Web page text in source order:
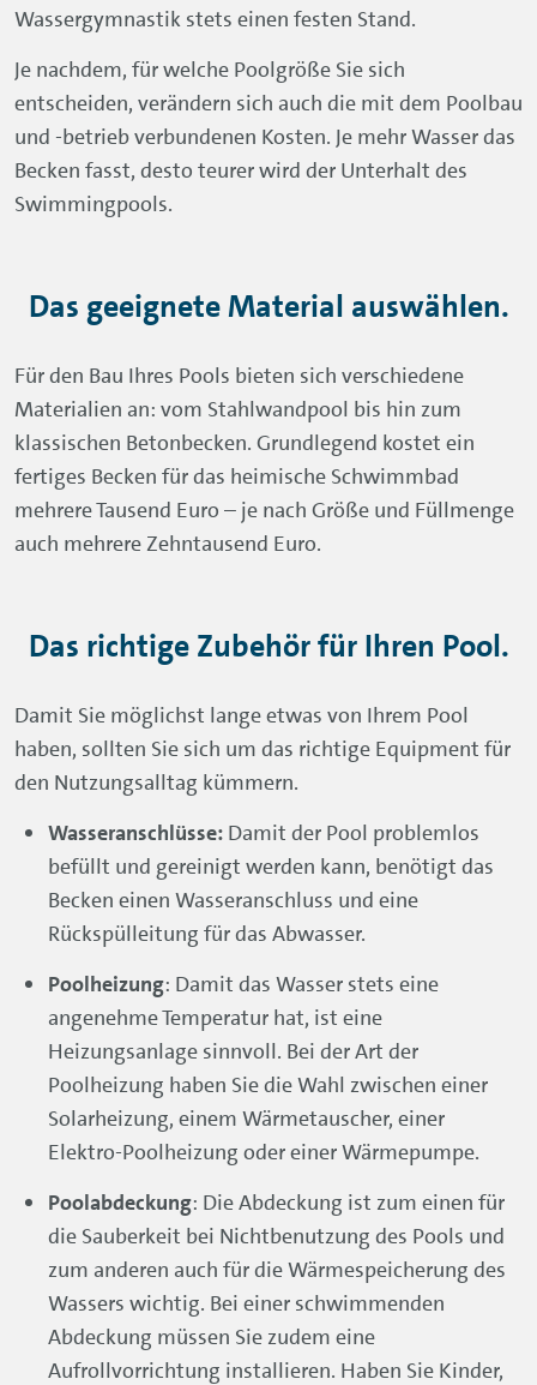
Wassergymnastik stets einen festen Stand.
Je nachdem, für welche Poolgröße Sie sich
entscheiden, verändern sich auch die mit dem Poolbau
und -betrieb verbundenen Kosten. Je mehr Wasser das
Becken fasst, desto teurer wird der Unterhalt des
Swimmingpools.
Das geeignete Material auswählen.
Für den Bau Ihres Pools bieten sich verschiedene
Materialien an: vom Stahlwandpool bis hin zum
klassischen Betonbecken. Grundlegend kostet ein
fertiges Becken für das heimische Schwimmbad
mehrere Tausend Euro – je nach Größe und Füllmenge
auch mehrere Zehntausend Euro.
Das richtige Zubehör für Ihren Pool.
Damit Sie möglichst lange etwas von Ihrem Pool
haben, sollten Sie sich um das richtige Equipment für
den Nutzungsalltag kümmern.
Wasseranschlüsse: Damit der Pool problemlos
befüllt und gereinigt werden kann, benötigt das
Becken einen Wasseranschluss und eine
Rückspülleitung für das Abwasser.
Poolheizung: Damit das Wasser stets eine
angenehme Temperatur hat, ist eine
Heizungsanlage sinnvoll. Bei der Art der
Poolheizung haben Sie die Wahl zwischen einer
Solarheizung, einem Wärmetauscher, einer
Elektro-Poolheizung oder einer Wärmepumpe.
Poolabdeckung: Die Abdeckung ist zum einen für
die Sauberkeit bei Nichtbenutzung des Pools und
zum anderen auch für die Wärmespeicherung des
Wassers wichtig. Bei einer schwimmenden
Abdeckung müssen Sie zudem eine
Aufrollvorrichtung installieren. Haben Sie Kinder,